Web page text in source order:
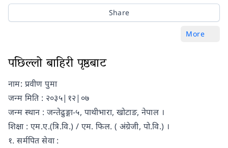
Share
More
पछिल्लो बाहिरी पृष्ठबाट
नाम: प्रवीण पुमा
जन्म मिति : २०३५|१२|०७
जन्म स्थान : जन्तेढुङ्गा-५, पाथीभारा, खोटाङ, नेपाल ।
शिक्षा : एम.ए.(त्रि.वि.) / एम. फिल. ( अंग्रेजी, पो.वि.) ।
१. सर्मपित सेवा :